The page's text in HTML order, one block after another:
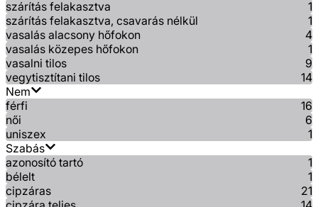
szárítás felakasztva
1
szárítás felakasztva, csavarás nélkül
1
vasalás alacsony hőfokon
4
vasalás közepes hőfokon
1
vasalni tilos
9
vegytisztítani tilos
14
Nem
férfi
16
női
6
uniszex
1
Szabás
azonosító tartó
1
bélelt
1
cipzáras
21